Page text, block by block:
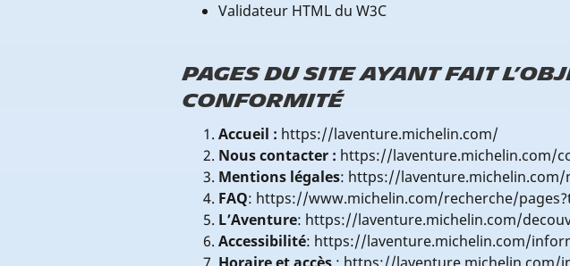
Validateur HTML du W3C
Pages du site ayant fait
conformité
Accueil : https://laventure.michelin.com/
Nous contacter : https://laventure.michelin.com/
Mentions légales: https://laventure.michelin.com/
FAQ: https://www.michelin.com/recherche/
L’Aventure: https://laventure.michelin.com/
Accessibilité: https://laventure.michelin.com/